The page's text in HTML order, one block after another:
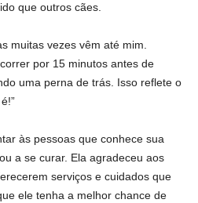
que outros cães.
muitas vezes vêm até mim.
por 15 minutos antes de
uma perna de trás. Isso reflete o
às pessoas que conhece sua
a se curar. Ela agradeceu aos
serviços e cuidados que
ele tenha a melhor chance de